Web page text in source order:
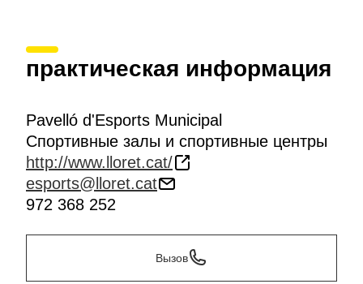
практическая информация
Pavelló d'Esports Municipal
Спортивные залы и спортивные центры
http://www.lloret.cat/
esports@lloret.cat
972 368 252
Вызов